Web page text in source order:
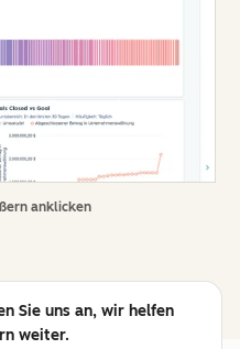
anklicken
Sie uns an, wir helfen
weiter.